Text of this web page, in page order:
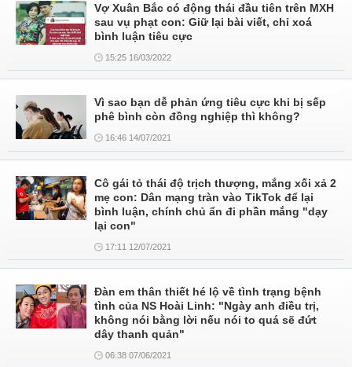
Vợ Xuân Bắc có động thái đầu tiên trên MXH
sau vụ phạt con: Giữ lại bài viết, chỉ xoá
bình luận tiêu cực
15:25 16/03/2022
Vì sao bạn dễ phản ứng tiêu cực khi bị sếp
phê bình còn đồng nghiệp thì không?
16:46 14/07/2021
Cô gái tỏ thái độ trịch thượng, mắng xối xả 2
mẹ con: Dân mạng tràn vào TikTok để lại
bình luận, chính chủ ẩn đi phần mắng "dạy
lại con"
17:11 12/07/2021
Đàn em thân thiết hé lộ về tình trạng bệnh
tình của NS Hoài Linh: "Ngày anh điều trị,
không nói bằng lời nếu nói to quá sẽ đứt
dây thanh quản"
06:38 07/06/2021